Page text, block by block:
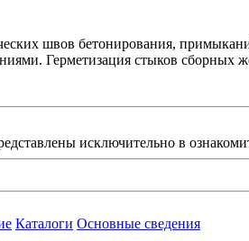
швов бетонирования,
Герметизация стыков сборных
исключительно в
Каталоги Основные сведения